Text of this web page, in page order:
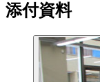
添付資料